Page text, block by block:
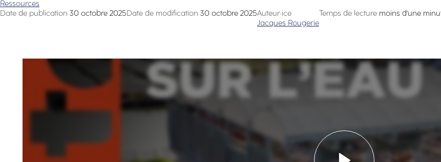
Ressources
Date de publication 30 octobre 2025Date de modification 30 octobre 2025Auteur·ice
Jacques Rougerie
Temps de lecture moins d'une
Lancer la vidéo -